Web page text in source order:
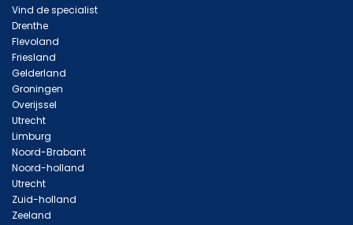
Vind de specialist
Drenthe
Flevoland
Friesland
Gelderland
Groningen
Overijssel
Utrecht
Limburg
Noord-Brabant
Noord-holland
Utrecht
Zuid-holland
Zeeland